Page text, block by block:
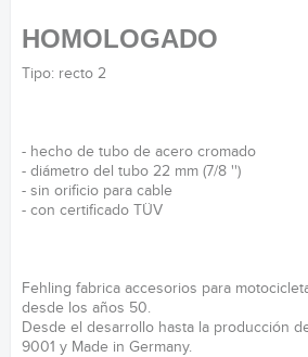
HOMOLOGADO
Tipo: recto 2
- hecho de tubo de acero cromado
- diámetro del tubo 22 mm (7/8 '')
- sin orificio para cable
- con certificado TÜV
Fehling fabrica accesorios para
desde los años 50.
Desde el desarrollo hasta la producción
9001 y Made in Germany.